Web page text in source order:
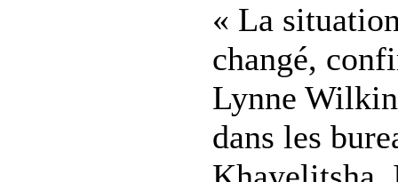
« La
changé,
Lynne
dans les